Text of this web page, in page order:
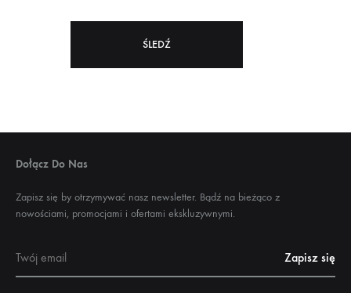
ŚLEDŹ
Dołącz Do Nas
Zapisz się by otrzymywać nasz newsletter. Bądź na bieżąco z
nowościami, promocjami i ofertami ekskluzywnymi.